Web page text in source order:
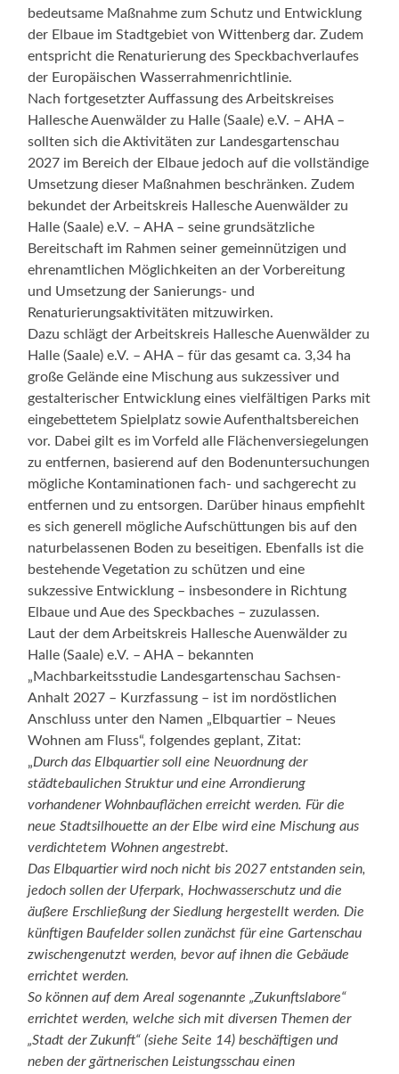
bedeutsame Maßnahme zum Schutz und Entwicklung
der Elbaue im Stadtgebiet von Wittenberg dar. Zudem
entspricht die Renaturierung des Speckbachverlaufes
der Europäischen Wasserrahmenrichtlinie.
Nach fortgesetzter Auffassung des Arbeitskreises
Hallesche Auenwälder zu Halle (Saale) e.V. – AHA –
sollten sich die Aktivitäten zur Landesgartenschau
2027 im Bereich der Elbaue jedoch auf die vollständige
Umsetzung dieser Maßnahmen beschränken. Zudem
bekundet der Arbeitskreis Hallesche Auenwälder zu
Halle (Saale) e.V. – AHA – seine grundsätzliche
Bereitschaft im Rahmen seiner gemeinnützigen und
ehrenamtlichen Möglichkeiten an der Vorbereitung
und Umsetzung der Sanierungs- und
Renaturierungsaktivitäten mitzuwirken.
Dazu schlägt der Arbeitskreis Hallesche Auenwälder zu
Halle (Saale) e.V. – AHA – für das gesamt ca. 3,34 ha
große Gelände eine Mischung aus sukzessiver und
gestalterischer Entwicklung eines vielfältigen Parks mit
eingebettetem Spielplatz sowie Aufenthaltsbereichen
vor. Dabei gilt es im Vorfeld alle Flächenversiegelungen
zu entfernen, basierend auf den Bodenuntersuchungen
mögliche Kontaminationen fach- und sachgerecht zu
entfernen und zu entsorgen. Darüber hinaus empfiehlt
es sich generell mögliche Aufschüttungen bis auf den
naturbelassenen Boden zu beseitigen. Ebenfalls ist die
bestehende Vegetation zu schützen und eine
sukzessive Entwicklung – insbesondere in Richtung
Elbaue und Aue des Speckbaches – zuzulassen.
Laut der dem Arbeitskreis Hallesche Auenwälder zu
Halle (Saale) e.V. – AHA – bekannten
„Machbarkeitsstudie Landesgartenschau Sachsen-
Anhalt 2027 – Kurzfassung – ist im nordöstlichen
Anschluss unter den Namen „Elbquartier – Neues
Wohnen am Fluss“, folgendes geplant, Zitat:
„Durch das Elbquartier soll eine Neuordnung der
städtebaulichen Struktur und eine Arrondierung
vorhandener Wohnbauflächen erreicht werden. Für die
neue Stadtsilhouette an der Elbe wird eine Mischung aus
verdichtetem Wohnen angestrebt.
Das Elbquartier wird noch nicht bis 2027 entstanden sein,
jedoch sollen der Uferpark, Hochwasserschutz und die
äußere Erschließung der Siedlung hergestellt werden. Die
künftigen Baufelder sollen zunächst für eine Gartenschau
zwischengenutzt werden, bevor auf ihnen die Gebäude
errichtet werden.
So können auf dem Areal sogenannte „Zukunftslabore“
errichtet werden, welche sich mit diversen Themen der
„Stadt der Zukunft“ (siehe Seite 14) beschäftigen und
neben der gärtnerischen Leistungsschau einen